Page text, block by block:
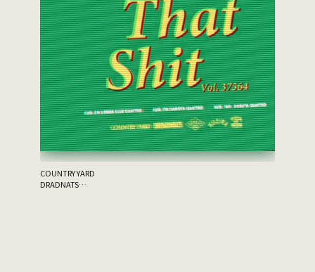
COUNTRY YARD
DRADNATS